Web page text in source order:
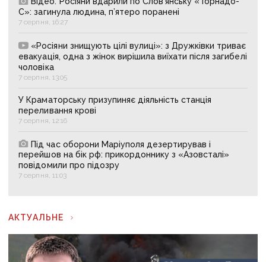
С»: загинула людина, п’ятеро поранені
7 серпня, 16:27
«Росіяни знищують цілі вулиці»: з Дружківки триває
евакуація, одна з жінок вирішила виїхати після загибелі
чоловіка
7 серпня, 13:05
У Краматорську призупиняє діяльність станція
переливання крові
7 серпня, 12:16
Під час оборони Маріуполя дезертирував і
перейшов на бік рф: прикордоннику з «Азовсталі»
повідомили про підозру
7 серпня, 11:03
АКТУАЛЬНЕ